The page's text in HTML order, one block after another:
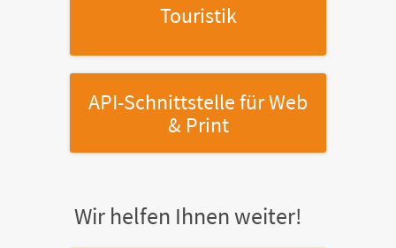
Touristik
API-Schnittstellefür Web
& Print
Wir helfen Ihnen weiter!